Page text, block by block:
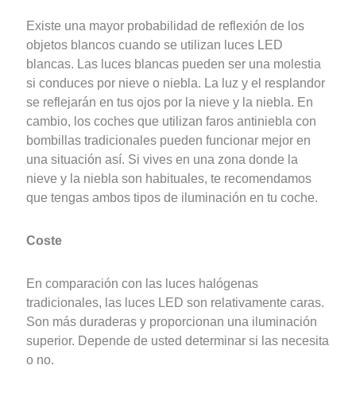
Existe una mayor probabilidad de reflexión de los
objetos blancos cuando se utilizan luces LED
blancas. Las luces blancas pueden ser una molestia
si conduces por nieve o niebla. La luz y el resplandor
se reflejarán en tus ojos por la nieve y la niebla. En
cambio, los coches que utilizan faros antiniebla con
bombillas tradicionales pueden funcionar mejor en
una situación así. Si vives en una zona donde la
nieve y la niebla son habituales, te recomendamos
que tengas ambos tipos de iluminación en tu coche.
Coste
En comparación con las luces halógenas
tradicionales, las luces LED son relativamente caras.
Son más duraderas y proporcionan una iluminación
superior. Depende de usted determinar si las necesita
o no.